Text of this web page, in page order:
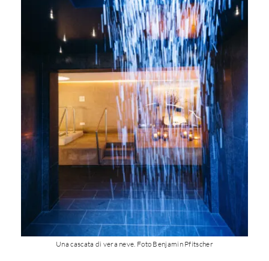
Una cascata di vera neve. Foto Benjamin Pfitscher